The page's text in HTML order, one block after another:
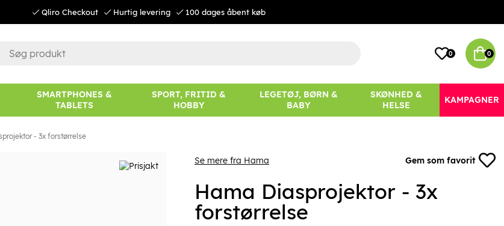
Qliro Checkout Hurtig levering 100 dages åbent køb
0 0
SMARTPHONES &
TABLETS
SPORT, FRITID &
HOBBY
LEGETØJ, BØRN &
BABY
SKØNHED &
HELSE
KAMPAGNER
- 3x forstørrelse
Se mere fra Hama Gem som favorit
Hama Diasprojektor - 3x
forstørrelse